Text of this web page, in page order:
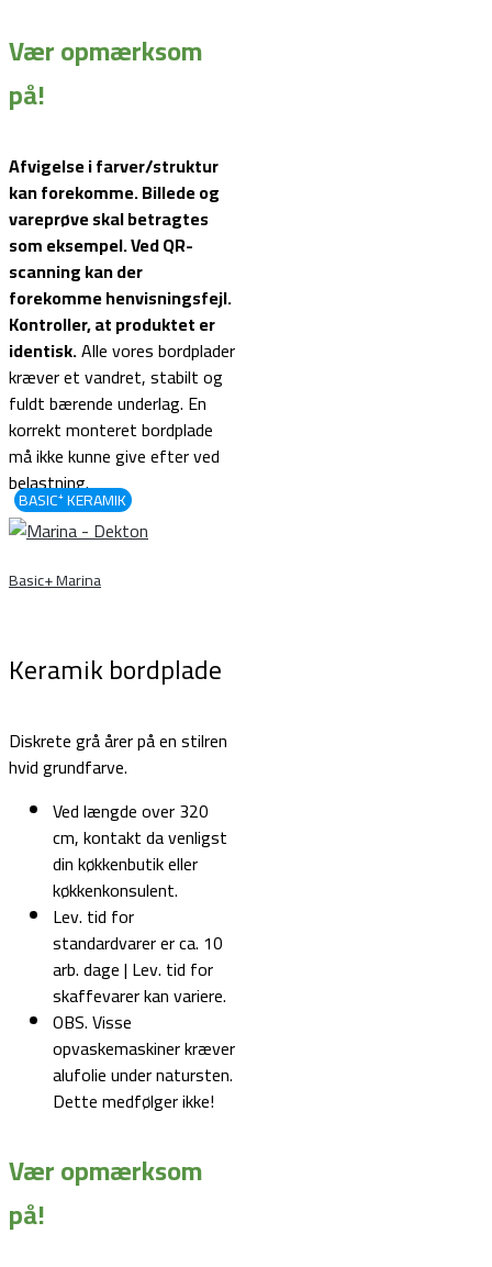
Vær opmærksom
på!
Afvigelse i farver/struktur
kan forekomme. Billede og
vareprøve skal betragtes
som eksempel.Ved QR-
scanning kan der
forekomme henvisningsfejl.
Kontroller, at produktet er
identisk.Alle vores bordplader
kræver et vandret, stabilt og
fuldt bærende underlag. En
korrekt monteret bordplade
må ikke kunne give efter ved
belastning.
BASIC⁺ KERAMIK
Basic+ Marina
Keramik bordplade
Diskrete grå årer på en stilren
hvid grundfarve.
Ved længde over 320
cm, kontakt da venligst
din køkkenbutik eller
køkkenkonsulent.
Lev. tid for
standardvarer er ca. 10
arb. dage | Lev. tid for
skaffevarer kan variere.
OBS. Visse
opvaskemaskiner kræver
alufolie under natursten.
Dette medfølger ikke!
Vær opmærksom
på!